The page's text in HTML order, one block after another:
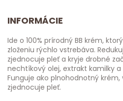
INFORMÁCIE
Ide o 100% prírodný BB krém,
zloženiu rýchlo vstrebáva.
zjednocuje pleť a kryje drobné
nechtíkový olej, extrakt kamilky
Funguje ako plnohodnotný krém,
zjednocuje pleť.